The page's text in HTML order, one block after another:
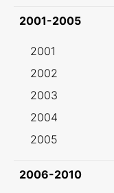
2001-2005
2001
2002
2003
2004
2005
2006-2010